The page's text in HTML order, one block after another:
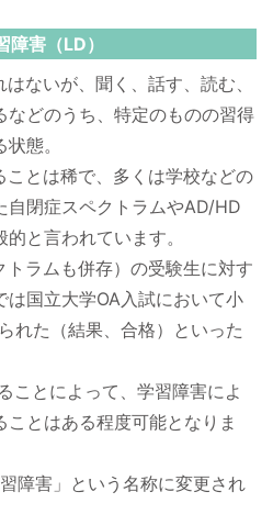
害（LD）
ないが、聞く、話す、読む、
などのうち、特定のものの習得
態。
とは稀で、多くは学校などの
自閉症スペクトラムやAD/HD
と言われています。
ラムも併存）の受験生に対す
は国立大学OA入試において小
れた（結果、合格）といった
ことによって、学習障害によ
とはある程度可能となりま
障害」という名称に変更され